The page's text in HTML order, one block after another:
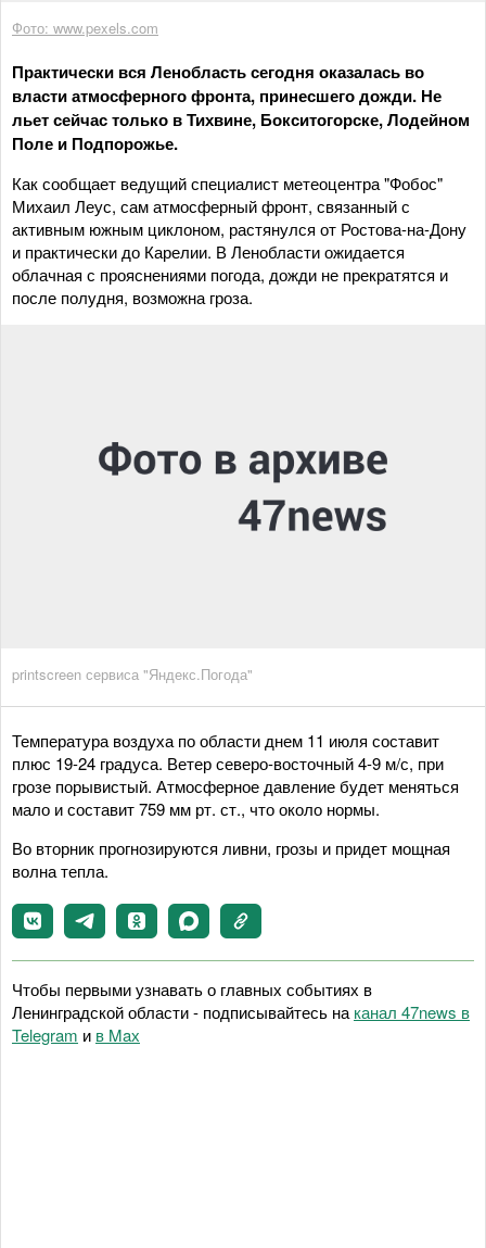
Фото: www.pexels.com
Практически вся Ленобласть сегодня оказалась во
власти атмосферного фронта, принесшего дожди. Не
льет сейчас только в Тихвине, Бокситогорске, Лодейном
Поле и Подпорожье.
Как сообщает ведущий специалист метеоцентра "Фобос"
Михаил Леус, сам атмосферный фронт, связанный с
активным южным циклоном, растянулся от Ростова-на-Дону
и практически до Карелии. В Ленобласти ожидается
облачная с прояснениями погода, дожди не прекратятся и
после полудня, возможна гроза.
printscreen сервиса "Яндекс.Погода"
Температура воздуха по области днем 11 июля составит
плюс 19-24 градуса. Ветер северо-восточный 4-9 м/с, при
грозе порывистый. Атмосферное давление будет меняться
мало и составит 759 мм рт. ст., что около нормы.
Во вторник прогнозируются ливни, грозы и придет мощная
волна тепла.
Чтобы первыми узнавать о главных событиях в
Ленинградской области - подписывайтесь на канал 47news в
Telegram и в Maх